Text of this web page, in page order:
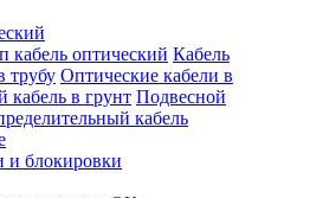
кабель оптический Кабель
трубу Оптические кабели в
кабель в грунт Подвесной
кабель
и блокировки